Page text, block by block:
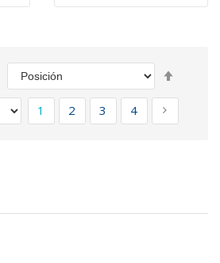
Página
Actualmente estás leyendo
1 Página
2 Página
3 Página
4 Página
Siguiente